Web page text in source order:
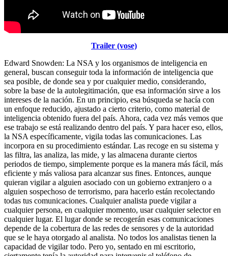
Trailer (vose)
Edward Snowden: La NSA y los organismos de inteligencia en
general, buscan conseguir toda la información de inteligencia que
sea posible, de donde sea y por cualquier medio, considerando,
sobre la base de la autolegitimación, que esa información sirve a los
intereses de la nación. En un principio, esa búsqueda se hacía con
un enfoque reducido, ajustado a cierto criterio, como material de
inteligencia obtenido fuera del país. Ahora, cada vez más vemos que
ese trabajo se está realizando dentro del país. Y para hacer eso, ellos,
la NSA específicamente, vigila todas las comunicaciones. Las
incorpora en su procedimiento estándar. Las recoge en su sistema y
las filtra, las analiza, las mide, y las almacena durante ciertos
periodos de tiempo, simplemente porque es la manera más fácil, más
eficiente y más valiosa para alcanzar sus fines. Entonces, aunque
quieran vigilar a alguien asociado con un gobierno extranjero o a
alguien sospechoso de terrorismo, para hacerlo están recolectando
todas tus comunicaciones. Cualquier analista puede vigilar a
cualquier persona, en cualquier momento, usar cualquier selector en
cualquier lugar. El lugar donde se recogerán esas comunicaciones
depende de la cobertura de las redes de sensores y de la autoridad
que se le haya otorgado al analista. No todos los analistas tienen la
capacidad de vigilar todo. Pero yo, sentado en mi escritorio,